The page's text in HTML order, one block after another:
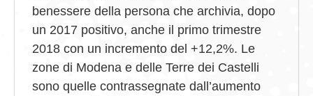
benessere della persona che archivia, dopo
un 2017 positivo, anche il primo trimestre
2018 con un incremento del +12,2%. Le
zone di Modena e delle Terre dei Castelli
sono quelle contrassegnate dall’aumento